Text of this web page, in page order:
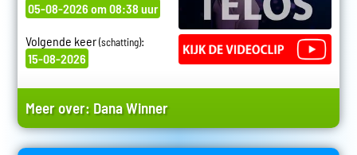
05-08-2026 om 08:38 uur
Volgende keer(schatting):
15-08-2026
Meer over: Dana Winner